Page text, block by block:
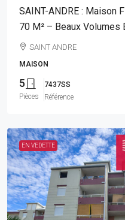
SAINT-ANDRE : Maison
70 M² – Beaux Volumes
SAINT ANDRE
MAISON
5
Pièces
7437SS
Référence
EN VEDETTE